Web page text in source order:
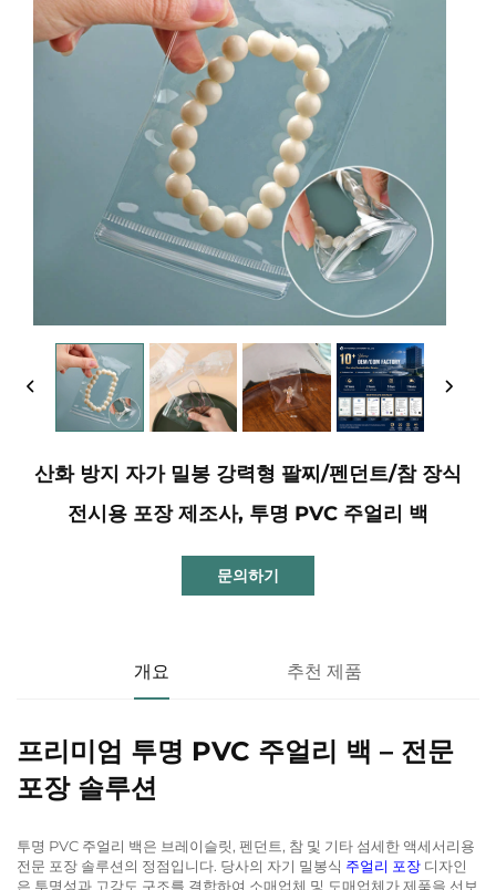
산화 방지 자가 밀봉 강력형 팔찌/펜던트/참 장식
전시용 포장 제조사, 투명 PVC 주얼리 백
문의하기
개요 추천 제품
프리미엄 투명 PVC 주얼리 백 – 전문
포장 솔루션
투명 PVC 주얼리 백은 브레이슬릿, 펜던트, 참 및 기타 섬세한 액세서리용
전문 포장 솔루션의 정점입니다. 당사의 자기 밀봉식 주얼리 포장 디자인
은 투명성과 고강도 구조를 결합하여 소매업체 및 도매업체가 제품을 선보